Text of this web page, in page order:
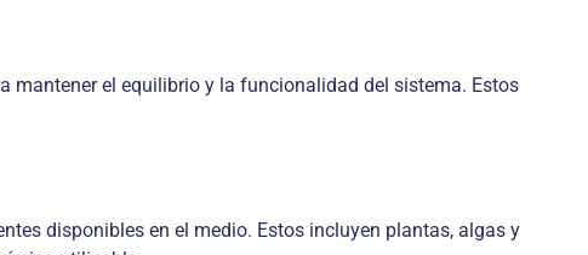
mantener el equilibrio y la funcionalidad del sistema. Estos
disponibles en el medio. Estos incluyen plantas, algas y